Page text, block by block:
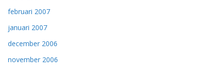
februari 2007
januari 2007
december 2006
november 2006